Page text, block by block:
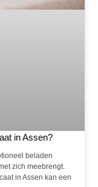
in Assen?
beladen
zich meebrengt.
in Assen kan een